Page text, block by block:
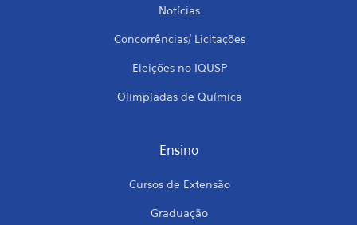
Notícias
Concorrências/ Licitações
Eleições no IQUSP
Olimpíadas de Química
Ensino
Cursos de Extensão
Graduação